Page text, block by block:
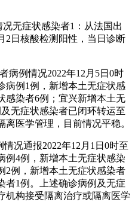
无症状感染者1：从法国出
2日核酸检测阳性，当日诊断
病例情况2022年12月5日0时
病例1例，新增本土无症状感
感染者6例；宜兴新增本土无
无症状感染者已闭环转运至
医学管理，目前情况平稳。
况通报2022年12月1日0时至
例4例，新增本土无症状感染
2例，新增本土无症状感染者
者1例。上述确诊病例及无症
机构接受隔离治疗或隔离医学